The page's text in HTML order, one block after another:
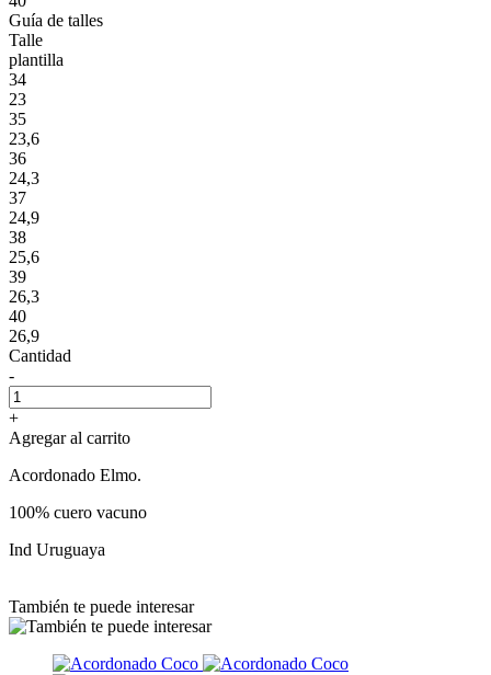
Guía de talles
Talle
plantilla
34
23
35
23,6
36
24,3
37
24,9
38
25,6
39
26,3
40
26,9
Cantidad
-
+
Agregar al carrito
Acordonado Elmo.
100% cuero vacuno
Ind Uruguaya
También te puede interesar